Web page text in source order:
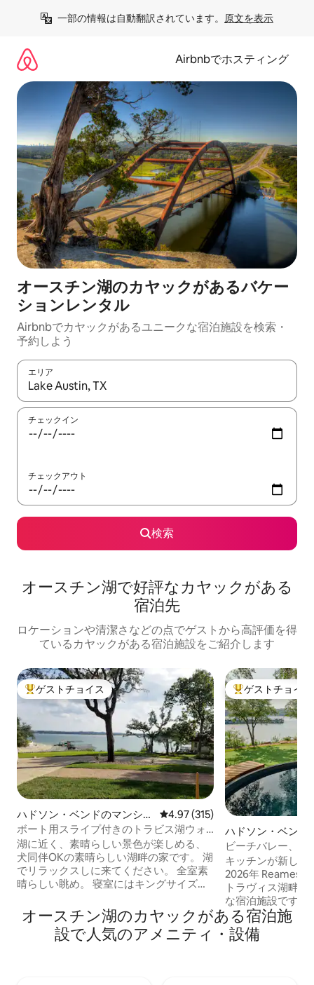
一部の情報は自動翻訳されています。 原文を表示
Airbnbでホスティング
オースチン湖のカヤックがあるバケー
ションレンタル
Airbnbでカヤックがあるユニークな宿泊施設を検索・
予約しよう
エリア
検索結果が表示されたら、上下の矢印キーを使って移動するか
チェックイン
チェックアウト
検索
オースチン湖で好評なカヤックがある
宿泊先
ロケーションや清潔さなどの点でゲストから高評価を得
ているカヤックがある宿泊施設をご紹介します
大好評のゲストチョイスです。
ゲストチョイス
ハドソン・ベンドのマンショ
ン・アパート
レビュー315件、5つ星中4.97つ
4.97 (315)
ボート用スライプ付きのトラビス湖ウォ
ーターフロントのアパート
湖に近く、素晴らしい景色が楽しめる、
犬同伴OKの素晴らしい湖畔の家です。 湖
でリラックスしに来てください。 全室素
晴らしい眺め。 寝室にはキングサイズベ
ングが一体化したオープンコンセプトの
お部屋には、ソファベッドがあります。
湖畔でカヤック、パドルボード、ホット
大好評のゲスト
ゲストチョイス
ハドソン・ベンド
ビーチバレー、
ゲームルーム、12
キッチンが新しく
2026年 Reames Dreamのご紹介：絶景の
トラヴィス湖畔
な宿泊施設です！ オースティンからわず
か30分の距離に
家は、モダンなイ
ンドバレーボー
オースチン湖のカヤックがある宿泊施
設で人気のアメニティ・設備